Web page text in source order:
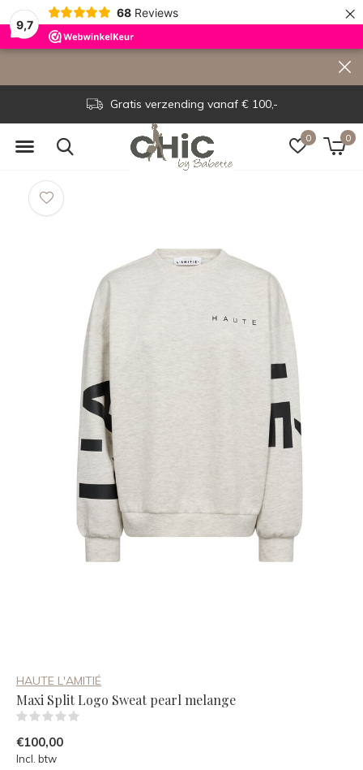
9,7
68 Reviews ×
0 0
Gratis verzending vanaf € 100,-
HAUTE L'AMITIÉ
Maxi Split Logo Sweat pearl melange
€100,00
Incl. btw